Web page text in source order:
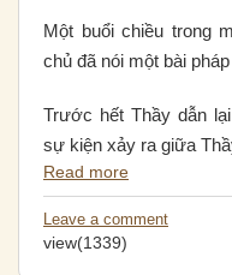
Một buổi chiều trong
chủ đã nói một bài
Trước hết Thầy dẫn
sự kiện xảy ra giữa
Read more
Leave a comment
view(1339)